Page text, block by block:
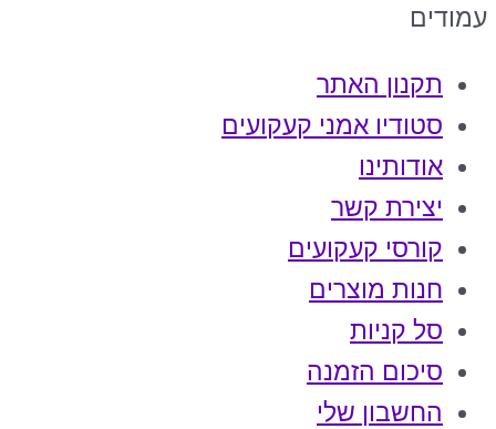
עמודים
תקנון האתר
סטודיו אמני קעקועים
אודותינו
יצירת קשר
קורסי קעקועים
חנות מוצרים
סל קניות
סיכום הזמנה
החשבון שלי